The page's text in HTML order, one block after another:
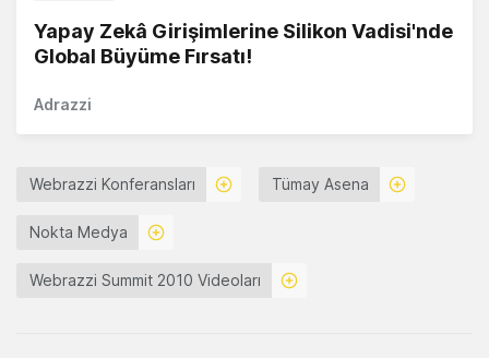
Yapay Zekâ Girişimlerine Silikon Vadisi'nde
Global Büyüme Fırsatı!
Adrazzi
Webrazzi Konferansları Tümay Asena
Nokta Medya
Webrazzi Summit 2010 Videoları